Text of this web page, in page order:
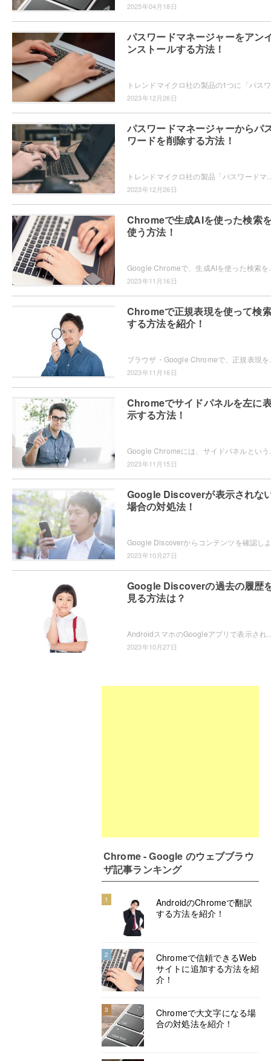
2025年04月18日
パスワードマネージャーをアン
ンストールする方法！
2023年12月26日
パスワードマネージャーからパ
ワードを削除する方法！
2023年12月26日
Chromeで生成AIを使った検索
使う方法！
2023年11月16日
Chromeで正規表現を使って検
する方法を紹介！
2023年11月16日
Chromeでサイドパネルを左に
示する方法！
2023年11月15日
Google Discoverが表示されな
場合の対処法！
2023年10月27日
Google Discoverの過去の履歴
見る方法は？
2023年10月27日
Chrome - Google のウェブブラウ
ザ記事ランキング
1
AndroidのChromeで翻訳
する方法を紹介！
2
Chromeで信頼できるWeb
サイトに追加する方法を紹
介！
3
Chromeで大文字になる場
合の対処法を紹介！